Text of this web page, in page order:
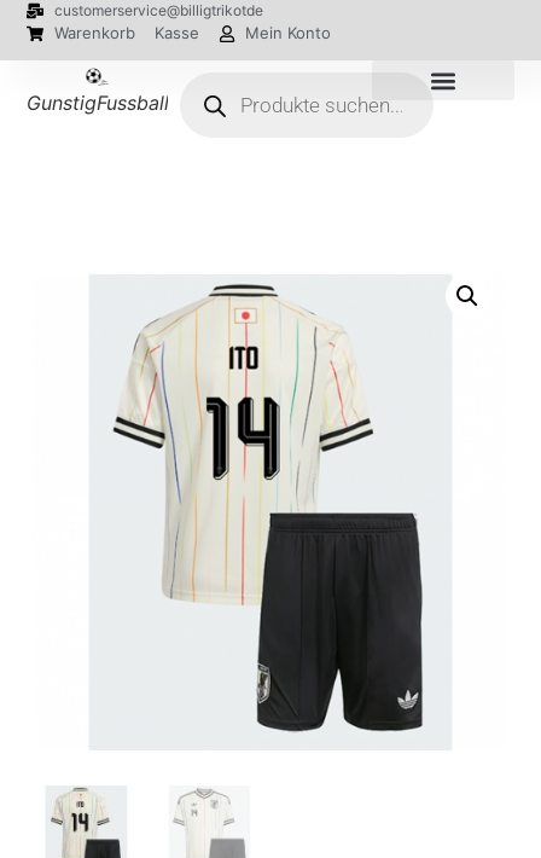
customerservice@billigtrikotde
Warenkorb Kasse Mein Konto
GunstigFussballTrikot